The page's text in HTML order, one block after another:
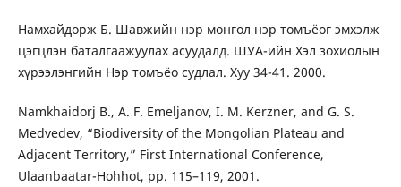
Намхайдорж Б. Шавжийн нэр монгол нэр томъёог эмхэлж
цэгцлэн баталгаажуулах асуудалд. ШУА-ийн Хэл зохиолын
хүрээлэнгийн Нэр томъёо судлал. Хуу 34-41. 2000.
Namkhaidorj B., A. F. Emeljanov, I. M. Kerzner, and G. S.
Medvedev, “Biodiversity of the Mongolian Plateau and
Adjacent Territory,” First International Conference,
Ulaanbaatar-Hohhot, pp. 115–119, 2001.